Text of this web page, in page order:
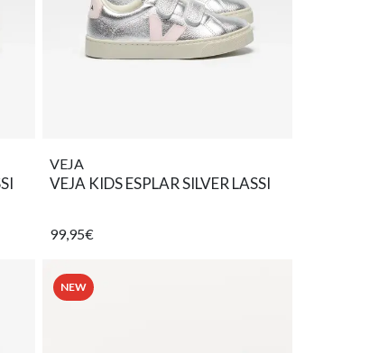
VEJA
VEJA KIDS ESPLAR SILVER LASSI
99,95€
NEW